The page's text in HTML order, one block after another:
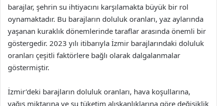
barajlar, şehrin su ihtiyacını karşılamakta büyük bir rol
oynamaktadır. Bu barajların doluluk oranları, yaz aylarında
yaşanan kuraklık dönemlerinde taraflar arasında önemli bir
göstergedir. 2023 yılı itibarıyla İzmir barajlarındaki doluluk
oranları çeşitli faktörlere bağlı olarak dalgalanmalar
göstermiştir.
İzmir’deki barajların doluluk oranları, hava koşullarına,
yağış miktarına ve su tüketim alışkanlıklarına göre değişiklik